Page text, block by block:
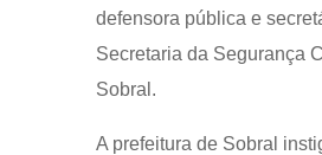
defensora pública e
Secretaria da Segurança
Sobral.
A prefeitura de Sobral